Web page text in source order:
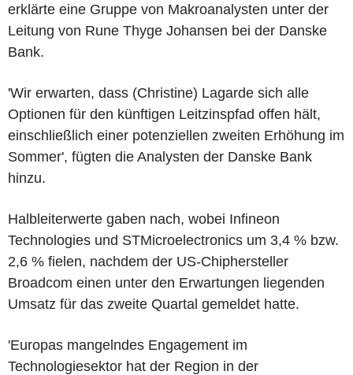
erklärte eine Gruppe von Makroanalysten unter der
Leitung von Rune Thyge Johansen bei der Danske
Bank.
'Wir erwarten, dass (Christine) Lagarde sich alle
Optionen für den künftigen Leitzinspfad offen hält,
einschließlich einer potenziellen zweiten Erhöhung im
Sommer', fügten die Analysten der Danske Bank
hinzu.
Halbleiterwerte gaben nach, wobei Infineon
Technologies und STMicroelectronics um 3,4 % bzw.
2,6 % fielen, nachdem der US-Chiphersteller
Broadcom einen unter den Erwartungen liegenden
Umsatz für das zweite Quartal gemeldet hatte.
'Europas mangelndes Engagement im
Technologiesektor hat der Region in der